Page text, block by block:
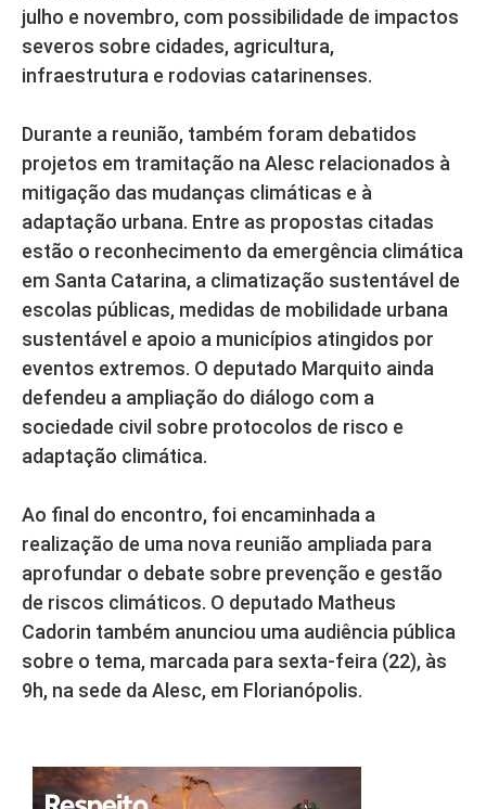
julho e novembro, com possibilidade de impactos
severos sobre cidades, agricultura,
infraestrutura e rodovias catarinenses.
Durante a reunião, também foram debatidos
projetos em tramitação na Alesc relacionados à
mitigação das mudanças climáticas e à
adaptação urbana. Entre as propostas citadas
estão o reconhecimento da emergência climática
em Santa Catarina, a climatização sustentável de
escolas públicas, medidas de mobilidade urbana
sustentável e apoio a municípios atingidos por
eventos extremos. O deputado Marquito ainda
defendeu a ampliação do diálogo com a
sociedade civil sobre protocolos de risco e
adaptação climática.
Ao final do encontro, foi encaminhada a
realização de uma nova reunião ampliada para
aprofundar o debate sobre prevenção e gestão
de riscos climáticos. O deputado Matheus
Cadorin também anunciou uma audiência pública
sobre o tema, marcada para sexta-feira (22), às
9h, na sede da Alesc, em Florianópolis.